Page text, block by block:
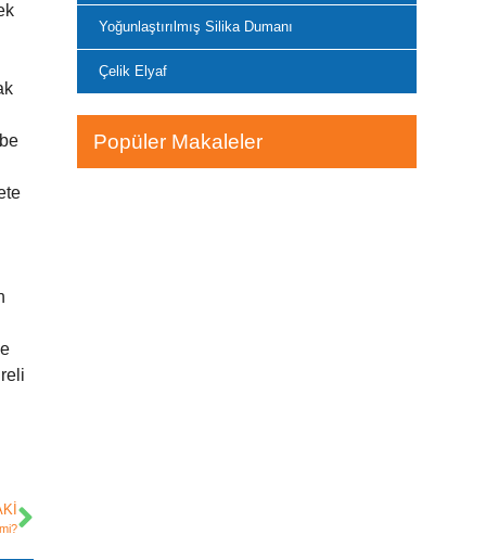
Yoğunlaştırılmış Silika Dumanı
Çelik Elyaf
Popüler Makaleler